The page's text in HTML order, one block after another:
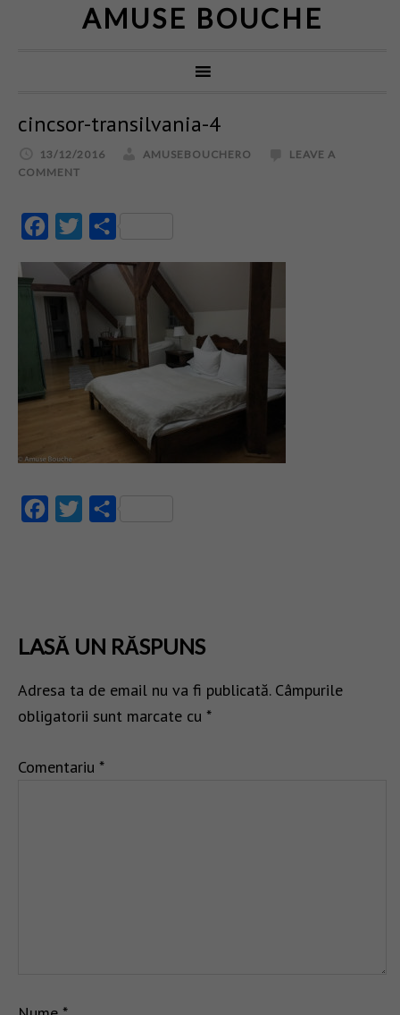
AMUSE BOUCHE
cincsor-transilvania-4
13/12/2016 AMUSEBOUCHERO
LEAVE A
COMMENT
FacebookTwitter
FacebookTwitter
LASĂ UN RĂSPUNS
Adresa ta de email nu va fi publicată. Câmpurile
obligatorii sunt marcate cu *
Comentariu *